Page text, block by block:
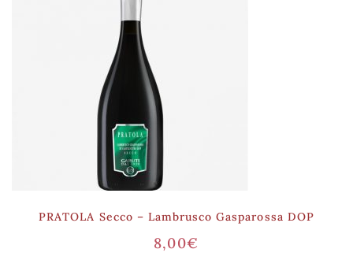
PRATOLA Secco – Lambrusco Gasparossa DOP
8,00€